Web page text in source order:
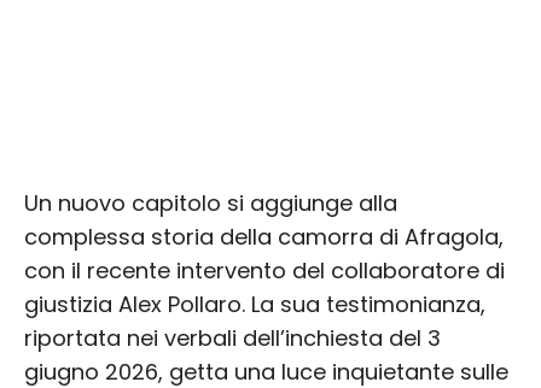
Un nuovo capitolo si aggiunge alla
complessa storia della camorra di Afragola,
con il recente intervento del collaboratore di
giustizia Alex Pollaro. La sua testimonianza,
riportata nei verbali dell’inchiesta del 3
giugno 2026, getta una luce inquietante sulle